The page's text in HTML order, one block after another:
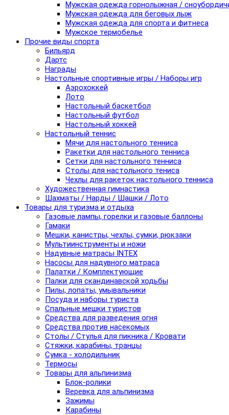
Мужская одежда горнолыжная /
Мужская одежда для беговых лыж
Мужская одежда для спорта и фитнеса
Мужское термобелье
Прочие виды спорта
Бильярд
Дартс
Награды
Настольные спортивные игры / Наборы игр
Аэрохоккей
Лото
Настольный баскетбол
Настольный футбол
Настольный хоккей
Настольный теннис
Мячи для настольного тенниса
Ракетки для настольного тенниса
Сетки для настольного тенниса
Столы для настольного тениса
Чехлы для ракеток настольного тенниса
Художественная гимнастика
Шахматы / Нарды / Шашки / Лото
Товары для туризма и отдыха
Газовые лампы, горелки и газовые баллоны
Гамаки
Мешки, канистры, чехлы, сумки, рюкзаки
Мультиинструменты и ножи
Надувные матрасы INTEX
Насосы для надувного матраса
Палатки / Комплектующие
Палки для скандинавской ходьбы
Пилы, лопаты, умывальники
Посуда и наборы туриста
Спальные мешки туристов
Средства для разведения огня
Средства против насекомых
Столы / Стулья для пикника / Кровати
Стяжки, карабины, транцы
Сумка - холодильник
Термосы
Товары для альпинизма
Блок-ролики
Веревка для альпинизма
Зажимы
Карабины